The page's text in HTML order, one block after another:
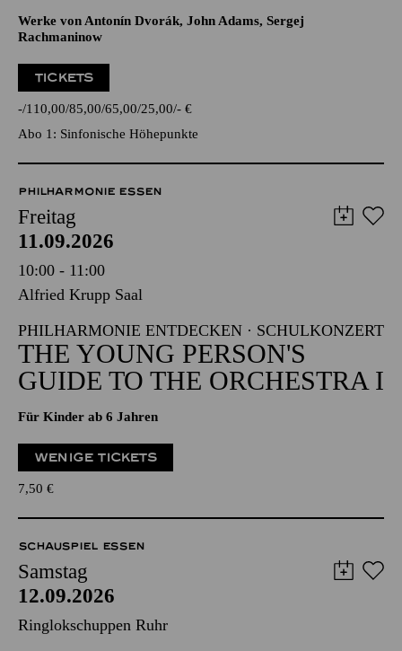
Werke von Antonín Dvorák, John Adams, Sergej
Rachmaninow
TICKETS
- 110,00 85,00 65,00 25,00 - €
Abo 1: Sinfonische Höhepunkte
PHILHARMONIE ESSEN
Freitag
11.09.2026
10:00 - 11:00
Alfried Krupp Saal
PHILHARMONIE ENTDECKEN · SCHULKONZERT
THE YOUNG PERSON'S
GUIDE TO THE ORCHESTRA I
Für Kinder ab 6 Jahren
WENIGE TICKETS
7,50 €
SCHAUSPIEL ESSEN
Samstag
12.09.2026
Ringlokschuppen Ruhr